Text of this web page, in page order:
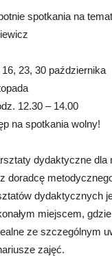
spotkania na
16, 23, 30 października
12.30 – 14.00
na spotkania wolny!
dydaktyczne dla
doradcę
dydaktycznych
miejscem,
ze szczególnym
zajęć.